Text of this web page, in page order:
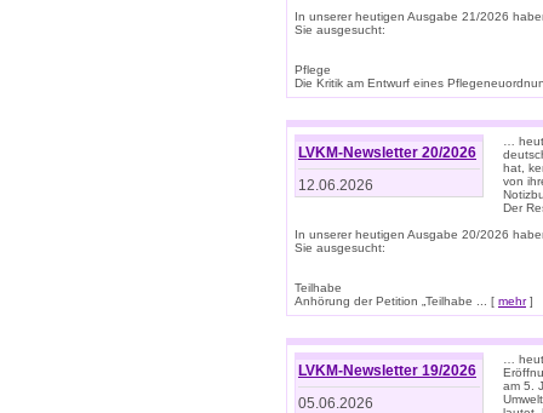
In unserer heutigen Ausgabe 21/2026
Sie ausgesucht:
Pflege
Die Kritik am Entwurf eines
LVKM-Newsletter 20/2026
12.06.2026
…
hat,
von
Der
In unserer heutigen Ausgabe 20/2026
Sie ausgesucht:
Teilhabe
Anhörung der Petition „Teilhabe ... [ mehr]
LVKM-Newsletter 19/2026
05.06.2026
…
am 5.